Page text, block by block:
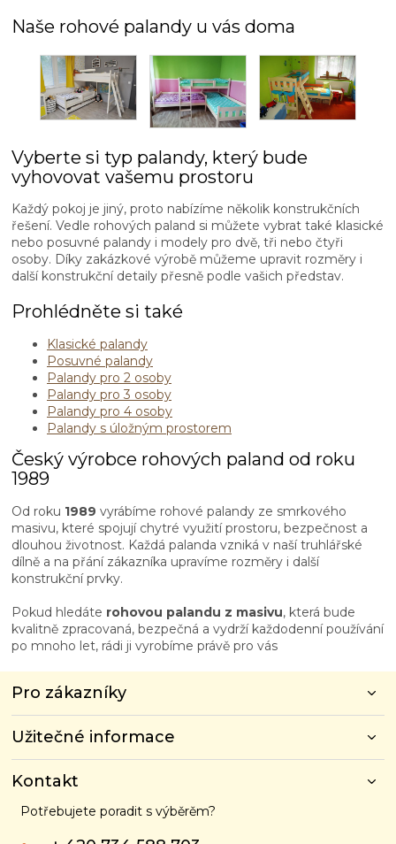
u
Naše rohové palandy u vás doma
Vyberte si typ palandy, který bude
vyhovovat vašemu prostoru
Každý pokoj je jiný, proto nabízíme několik konstrukčních
řešení. Vedle rohových paland si můžete vybrat také klasické
nebo posuvné palandy i modely pro dvě, tři nebo čtyři
osoby. Díky zakázkové výrobě můžeme upravit rozměry i
další konstrukční detaily přesně podle vašich představ.
Prohlédněte si také
Klasické palandy
Posuvné palandy
Palandy pro 2 osoby
Palandy pro 3 osoby
Palandy pro 4 osoby
Palandy s úložným prostorem
Český výrobce rohových paland od roku
1989
Od roku 1989 vyrábíme rohové palandy ze smrkového
masivu, které spojují chytré využití prostoru, bezpečnost a
dlouhou životnost. Každá palanda vzniká v naší truhlářské
dílně a na přání zákazníka upravíme rozměry i další
konstrukční prvky.
Pokud hledáte rohovou palandu z masivu, která bude
kvalitně zpracovaná, bezpečná a vydrží každodenní používání
po mnoho let, rádi ji vyrobíme právě pro vás
Pro zákazníky
Užitečné informace
Kontakt
Potřebujete poradit s výběrěm?